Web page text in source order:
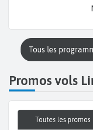
Tous les
Promos vols
Toutes les promos